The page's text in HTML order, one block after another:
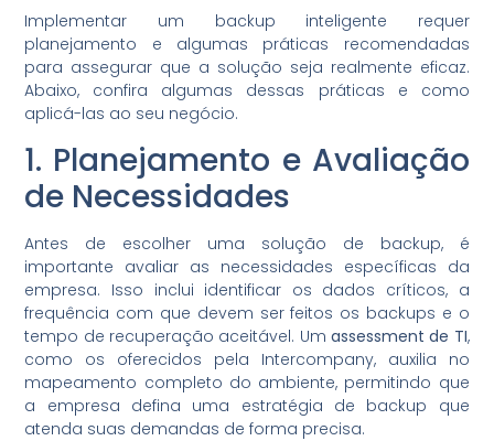
Implementar um backup inteligente requer
planejamento e algumas práticas recomendadas
para assegurar que a solução seja realmente eficaz.
Abaixo, confira algumas dessas práticas e como
aplicá-las ao seu negócio.
1. Planejamento e Avaliação
de Necessidades
Antes de escolher uma solução de backup, é
importante avaliar as necessidades específicas da
empresa. Isso inclui identificar os dados críticos, a
frequência com que devem ser feitos os backups e o
tempo de recuperação aceitável. Um assessment de TI,
como os oferecidos pela Intercompany, auxilia no
mapeamento completo do ambiente, permitindo que
a empresa defina uma estratégia de backup que
atenda suas demandas de forma precisa.